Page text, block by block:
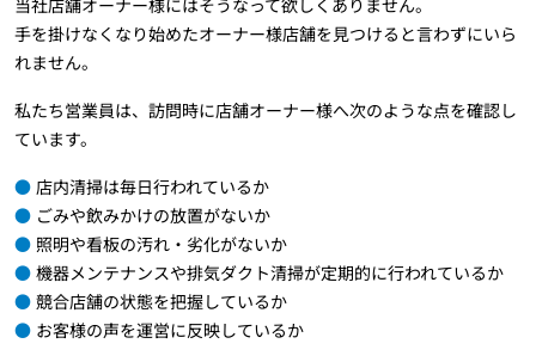
当社店舗オーナー様にはそうなって欲しくありません。
手を掛けなくなり始めたオーナー様店舗を見つけると言わずにいら
れません。
私たち営業員は、訪問時に店舗オーナー様へ次のような点を確認し
ています。
店内清掃は毎日行われているか
ごみや飲みかけの放置がないか
照明や看板の汚れ・劣化がないか
機器メンテナンスや排気ダクト清掃が定期的に行われているか
競合店舗の状態を把握しているか
お客様の声を運営に反映しているか